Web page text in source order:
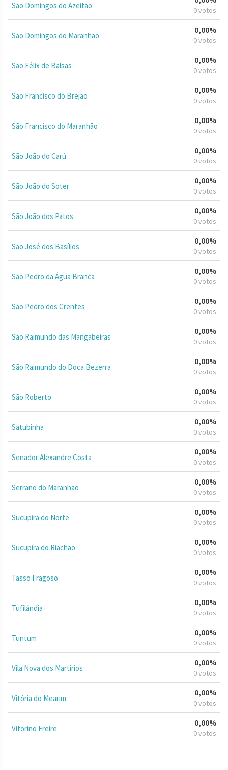
São Domingos do Azeitão 0 votos
São Domingos do Maranhão
0,00%
0 votos
São Félix de Balsas
0,00%
0 votos
São Francisco do Brejão
0,00%
0 votos
São Francisco do Maranhão
0,00%
0 votos
São João do Carú
0,00%
0 votos
São João do Soter
0,00%
0 votos
São João dos Patos
0,00%
0 votos
São José dos Basílios
0,00%
0 votos
São Pedro da Água Branca
0,00%
0 votos
São Pedro dos Crentes
0,00%
0 votos
São Raimundo das Mangabeiras
0,00%
0 votos
São Raimundo do Doca Bezerra
0,00%
0 votos
São Roberto
0,00%
0 votos
Satubinha
0,00%
0 votos
Senador Alexandre Costa
0,00%
0 votos
Serrano do Maranhão
0,00%
0 votos
Sucupira do Norte
0,00%
0 votos
Sucupira do Riachão
0,00%
0 votos
Tasso Fragoso
0,00%
0 votos
Tufilândia
0,00%
0 votos
Tuntum
0,00%
0 votos
Vila Nova dos Martírios
0,00%
0 votos
Vitória do Mearim
0,00%
0 votos
Vitorino Freire
0,00%
0 votos